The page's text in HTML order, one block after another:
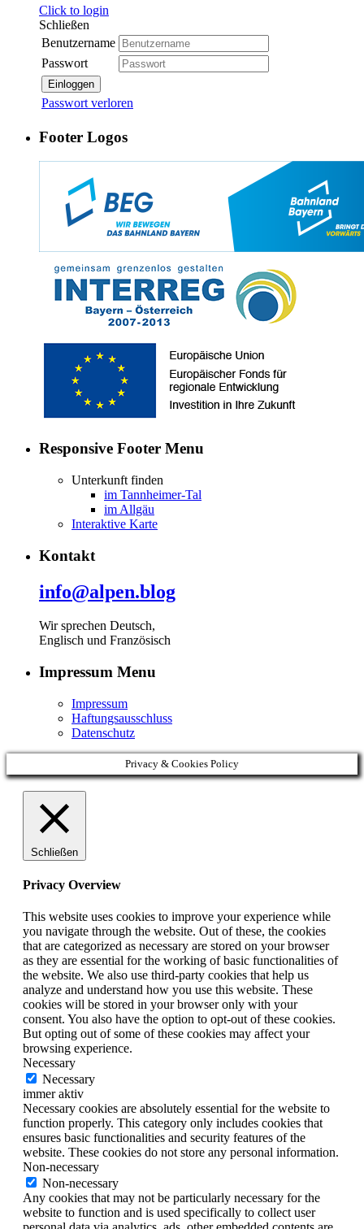
Click to login
Schließen
Benutzername
Passwort
Einloggen
Passwort verloren
Footer Logos
Responsive Footer Menu
Unterkunft finden
im Tannheimer-Tal
im Allgäu
Interaktive Karte
Kontakt
info@alpen.blog
Wir sprechen Deutsch,
Englisch und Französisch
Impressum Menu
Impressum
Haftungsausschluss
Datenschutz
Privacy & Cookies Policy
Schließen
Privacy Overview
This website uses cookies to improve your experience while
you navigate through the website. Out of these, the cookies
that are categorized as necessary are stored on your browser
as they are essential for the working of basic functionalities of
the website. We also use third-party cookies that help us
analyze and understand how you use this website. These
cookies will be stored in your browser only with your
consent. You also have the option to opt-out of these cookies.
But opting out of some of these cookies may affect your
browsing experience.
Necessary
Necessary
immer aktiv
Necessary cookies are absolutely essential for the website to
function properly. This category only includes cookies that
ensures basic functionalities and security features of the
website. These cookies do not store any personal information.
Non-necessary
Non-necessary
Any cookies that may not be particularly necessary for the
website to function and is used specifically to collect user